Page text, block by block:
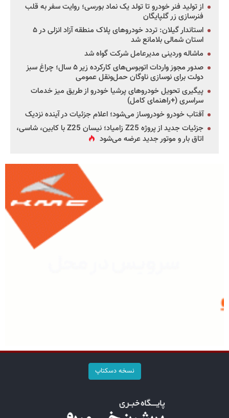
از تولید فنر خودرو تا تولد یک نماد بورسی؛ روایت سفر به قلب
فنرسازی زر گلپایگان
استاندار گیلان: تردد خودروهای پلاک منطقه آزاد انزلی در ۵
استان شمالی بلامانع شد
ماشاله وردینی مدیرعامل شرکت گواه شد
صدور مجوز واردات اتوبوس‌های کارکرده زیر ۵ سال؛ چراغ سبز
دولت برای نوسازی ناوگان حمل‌ونقل عمومی
پیگیری تحویل خودروهای پرشیا خودرو از طریق میز خدمات
سراسری (+راهنمای کامل)
آفتاب خودرو خودروساز می‌شود؛ اعلام جزئیات در آینده نزدیک
جزئیات جدید از پروژه Z25 زامیاد؛ نیسان Z25 با کابین، شاسی،
اتاق بار و موتور جدید عرضه می‌شود
نسخه دسکتاپ